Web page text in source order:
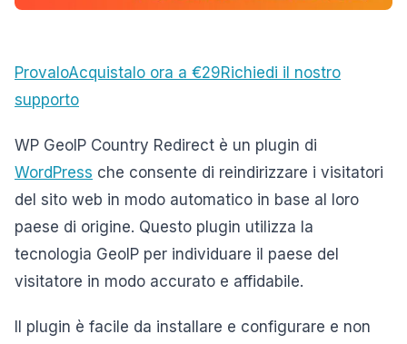
ProvaloAcquistalo ora a €29Richiedi il nostro
supporto
WP GeoIP Country Redirect è un plugin di
WordPress che consente di reindirizzare i visitatori
del sito web in modo automatico in base al loro
paese di origine. Questo plugin utilizza la
tecnologia GeoIP per individuare il paese del
visitatore in modo accurato e affidabile.
Il plugin è facile da installare e configurare e non